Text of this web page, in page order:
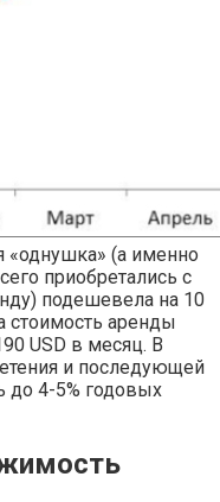
«однушка» (а именно
приобретались с
подешевела на 10
стоимость аренды
USD в месяц. В
и последующей
до 4-5% годовых